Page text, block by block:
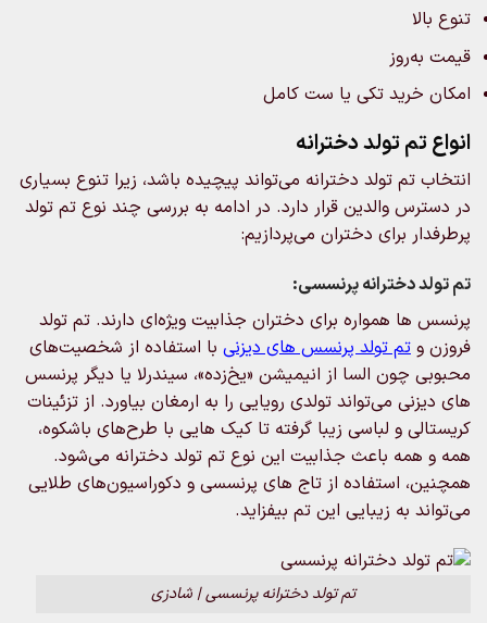
تنوع بالا
قیمت به‌روز
امکان خرید تکی یا ست کامل
انواع تم تولد دخترانه
انتخاب تم تولد دخترانه می‌تواند پیچیده باشد، زیرا تنوع بسیاری
در دسترس والدین قرار دارد. در ادامه به بررسی چند نوع تم تولد
پرطرفدار برای دختران می‌پردازیم:
تم‌ تولد دخترانه پرنسسی:
پرنسس‌ ها همواره برای دختران جذابیت ویژه‌ای دارند. تم تولد
فروزن و تم‌ تولد پرنسس های دیزنی با استفاده از شخصیت‌های
محبوبی چون السا از انیمیشن «یخ‌زده»، سیندرلا یا دیگر پرنسس‌
های دیزنی می‌تواند تولدی رویایی را به ارمغان بیاورد. از تزئینات
کریستالی و لباسی زیبا گرفته تا کیک‌ هایی با طرح‌های باشکوه،
همه و همه باعث جذابیت این نوع تم تولد دخترانه می‌شود.
همچنین، استفاده از تاج‌ های پرنسسی و دکوراسیون‌های طلایی
می‌تواند به زیبایی این تم بیفزاید.
تم‌ تولد دخترانه پرنسسی | شادزی